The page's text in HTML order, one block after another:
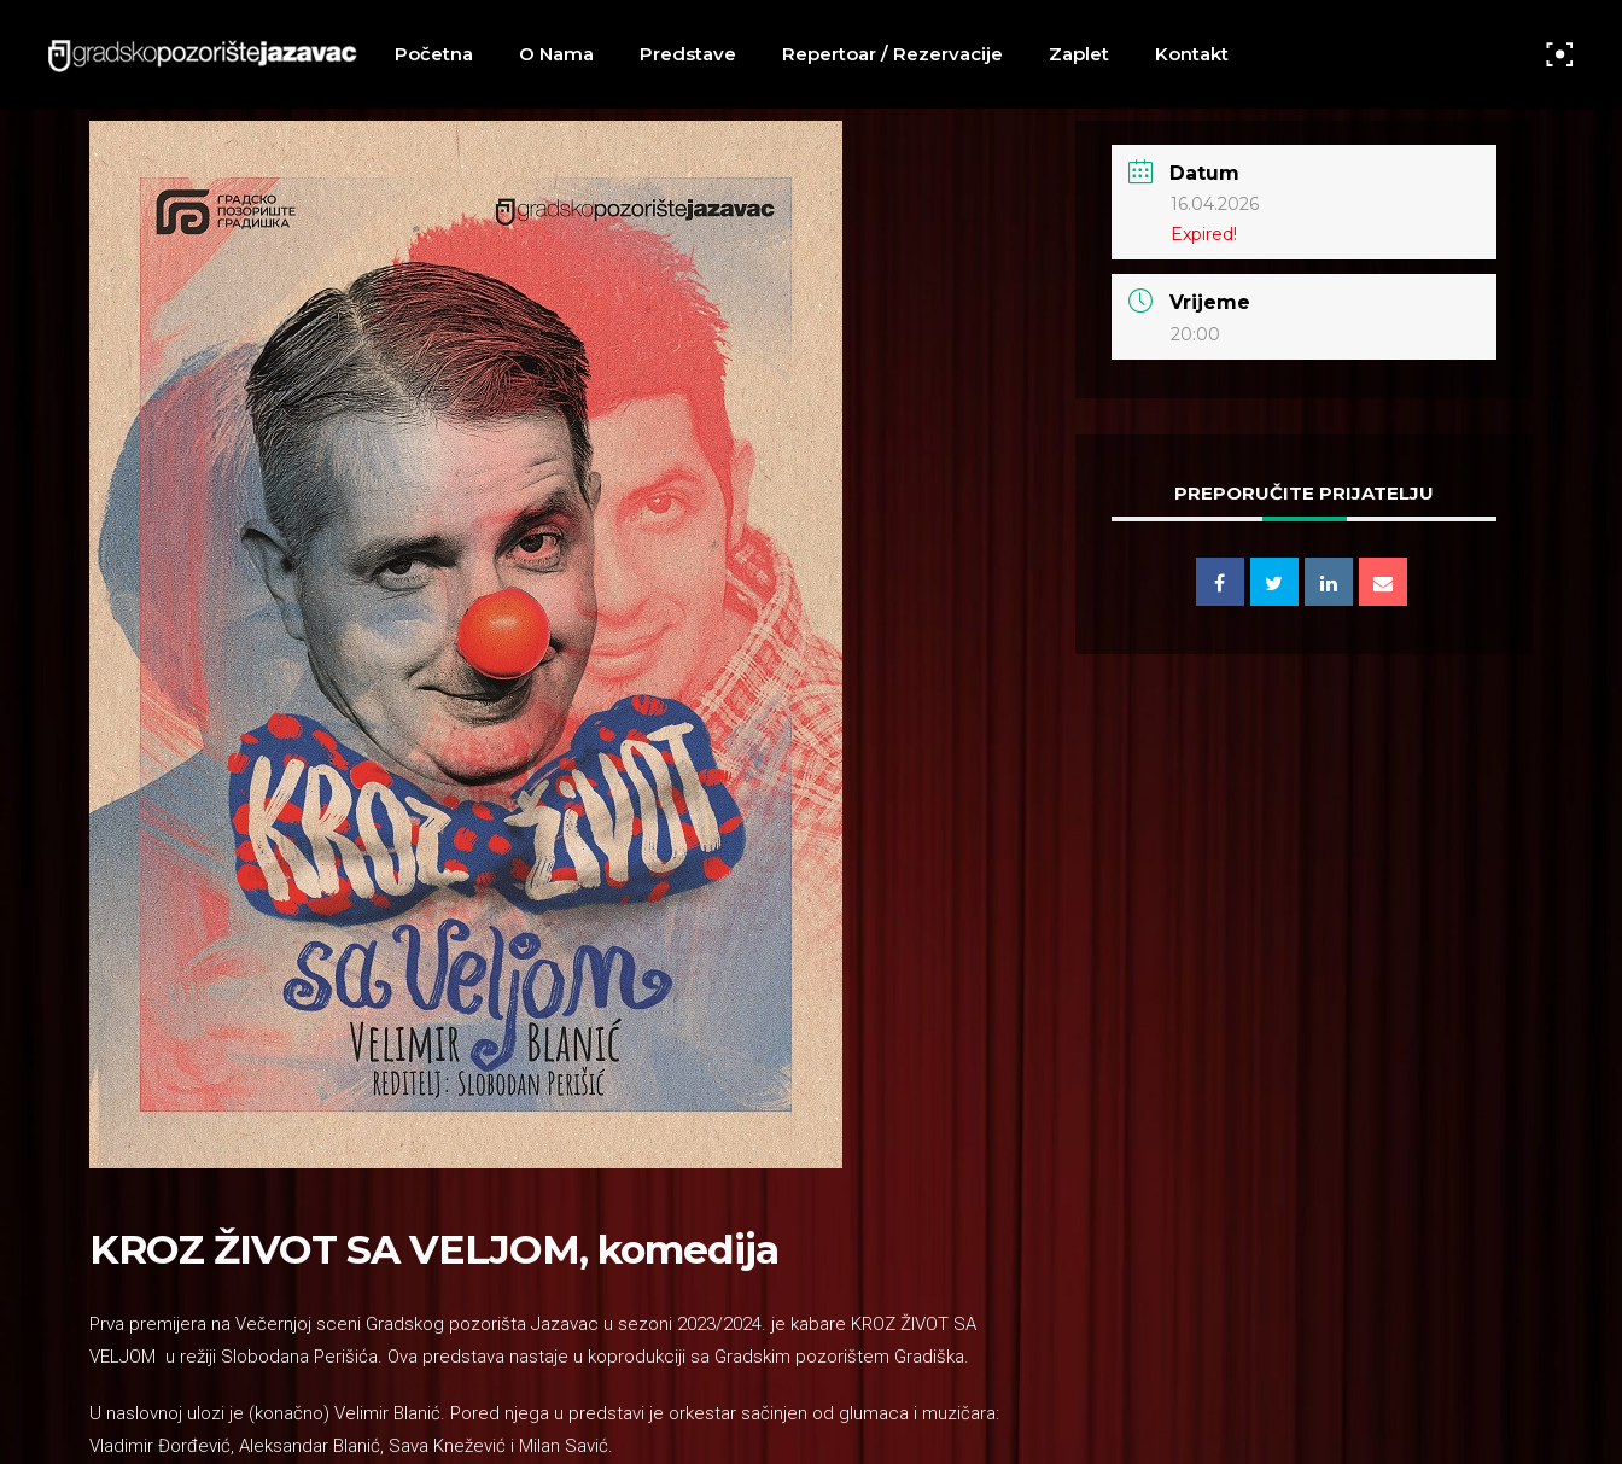
Početna O Nama Predstave Repertoar / Rezervacije Zaplet Kontakt
KROZ ŽIVOT SA VELJOM, komedija
Prva premijera na Večernjoj sceni Gradskog pozorišta Jazavac u sezoni 2023/2024. je kabare KROZ ŽIVOT SA
VELJOM u režiji Slobodana Perišića. Ova predstava nastaje u koprodukciji sa Gradskim pozorištem Gradiška.
U naslovnoj ulozi je (konačno) Velimir Blanić. Pored njega u predstavi je orkestar sačinjen od glumaca i muzičara:
Vladimir Đorđević, Aleksandar Blanić, Sava Knežević i Milan Savić.
Datum
16.04.2026
Expired!
Vrijeme
20:00
PREPORUČITE PRIJATELJU